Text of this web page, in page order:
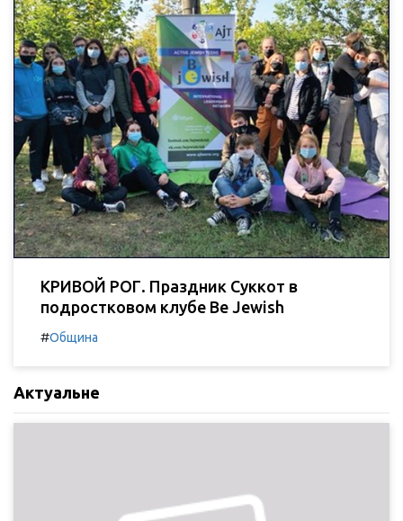
КРИВОЙ РОГ. Праздник Суккот в
подростковом клубе Be Jewish
#Община
Актуальне